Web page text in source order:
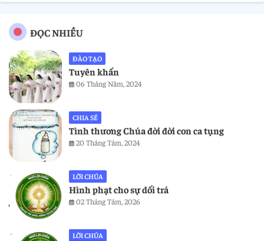
ĐỌC NHIỀU
ĐÀO TẠO
Tuyên khấn
06 Tháng Năm, 2024
CHIA SẺ
Tình thương Chúa đời đời con ca tụng
20 Tháng Tám, 2024
LỜI CHÚA
Hình phạt cho sự dối trá
02 Tháng Tám, 2026
LỜI CHÚA